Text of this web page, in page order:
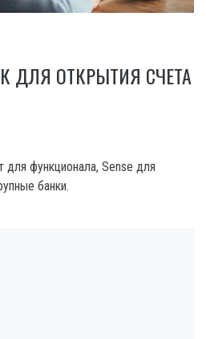
ДЛЯ ОТКРЫТИЯ СЧЕТА
функционала, Sense для
банки.